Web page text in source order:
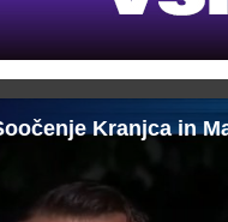
Kranjca in